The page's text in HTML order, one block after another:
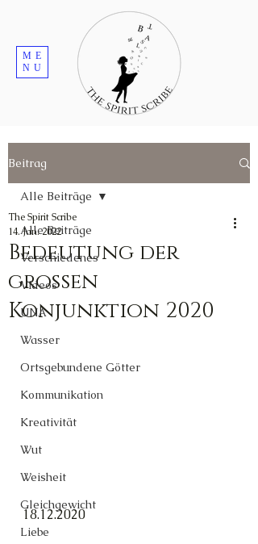
ME
NU
Beitrag
Alle Beiträge
Verschiedenes
Videos
UNA
Wasser
Ortsgebundene Götter
Kommunikation
Kreativität
Wut
Weisheit
Gleichgewicht
Liebe
Alle Beiträge
Bedeutung der
großen
Konjunktion 2020
The Spirit Scribe
14. Jan. 2022
18.12.2020